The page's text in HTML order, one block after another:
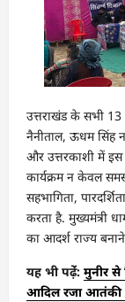
उत्तराखंड के सभी 13
नैनीताल, ऊधम सिंह
और उत्तरकाशी में इस
कार्यक्रम न केवल
सहभागिता,
करता है. मुख्यमंत्री
का आदर्श राज्य
यह भी पढ़ेंं: मुनीर से
आदिल रजा आतंकी